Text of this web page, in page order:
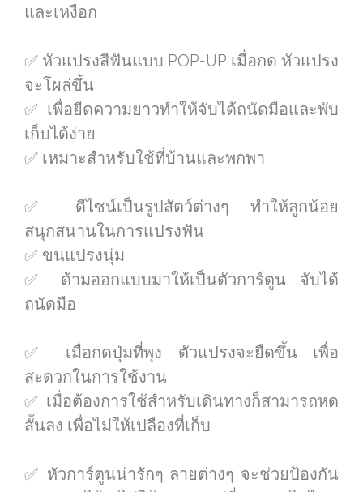
และเหงือก
✅ หัวแปรงสีฟันแบบ POP-UP เมื่อกด หัวแปรง
จะโผล่ขึ้น
✅ เพื่อยืดความยาวทำให้จับได้ถนัดมือและพับ
เก็บได้ง่าย
✅ เหมาะสำหรับใช้ที่บ้านและพกพา
✅ ดีไซน์เป็นรูปสัตว์ต่างๆ ทำให้ลูกน้อย
สนุกสนานในการแปรงฟัน
✅ ขนแปรงนุ่ม
✅ ด้ามออกแบบมาให้เป็นตัวการ์ตูน จับได้
ถนัดมือ
✅ เมื่อกดปุ่มที่พุง ตัวแปรงจะยืดขึ้น เพื่อ
สะดวกในการใช้งาน
✅ เมื่อต้องการใช้สำหรับเดินทางก็สามารถหด
สั้นลง เพื่อไม่ให้เปลืองที่เก็บ
✅ หัวการ์ตูนน่ารักๆ ลายต่างๆ จะช่วยป้องกัน